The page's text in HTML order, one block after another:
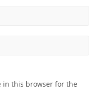
in this browser for the